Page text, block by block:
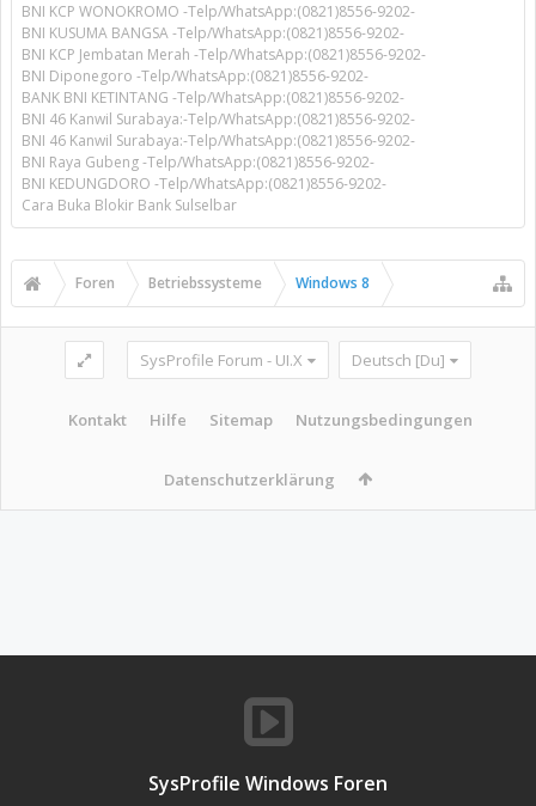
BNI KCP WONOKROMO -Telp/WhatsApp:(0821)8556-9202-
BNI KUSUMA BANGSA -Telp/WhatsApp:(0821)8556-9202-
BNI KCP Jembatan Merah -Telp/WhatsApp:(0821)8556-9202-
BNI Diponegoro -Telp/WhatsApp:(0821)8556-9202-
BANK BNI KETINTANG -Telp/WhatsApp:(0821)8556-9202-
BNI 46 Kanwil Surabaya:-Telp/WhatsApp:(0821)8556-9202-
BNI 46 Kanwil Surabaya:-Telp/WhatsApp:(0821)8556-9202-
BNI Raya Gubeng -Telp/WhatsApp:(0821)8556-9202-
BNI KEDUNGDORO -Telp/WhatsApp:(0821)8556-9202-
Cara Buka Blokir Bank Sulselbar
Foren Betriebssysteme Windows 8
SysProfile Forum - UI.X Deutsch [Du]
Kontakt Hilfe Sitemap Nutzungsbedingungen
Datenschutzerklärung
SysProfile Windows Foren